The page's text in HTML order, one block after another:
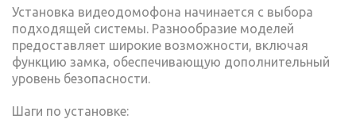
Установка видеодомофона начинается с выбора
подходящей системы. Разнообразие моделей
предоставляет широкие возможности, включая
функцию замка, обеспечивающую дополнительный
уровень безопасности.
Шаги по установке: